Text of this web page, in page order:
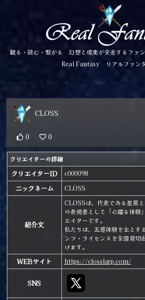
観る・読む・繋がる 幻想と現実が交差するファ
Real Fantasy リアルファン
CLOSS
0 0
クリエイターの詳細
クリエイターID c000098
ニックネーム CLOSS
紹介文
CLOSSは、代表である星屑
の表現者として「心躍る体験
エイターです。
私たちは、五感体験を主とす
ンツ・ライセンスを全国貸切
けます。
WEBサイト https://closslarp.com/
SNS